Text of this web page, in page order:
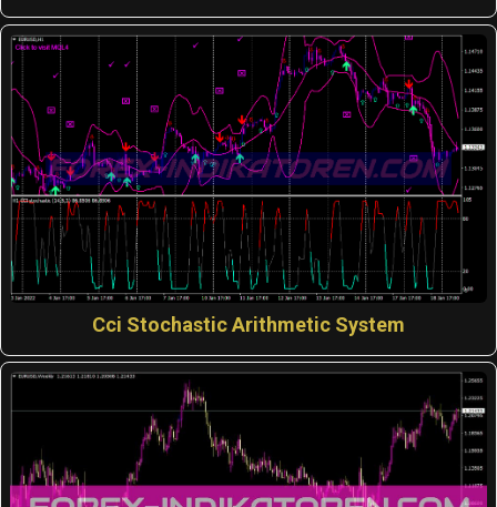
Cci Stochastic Arithmetic System